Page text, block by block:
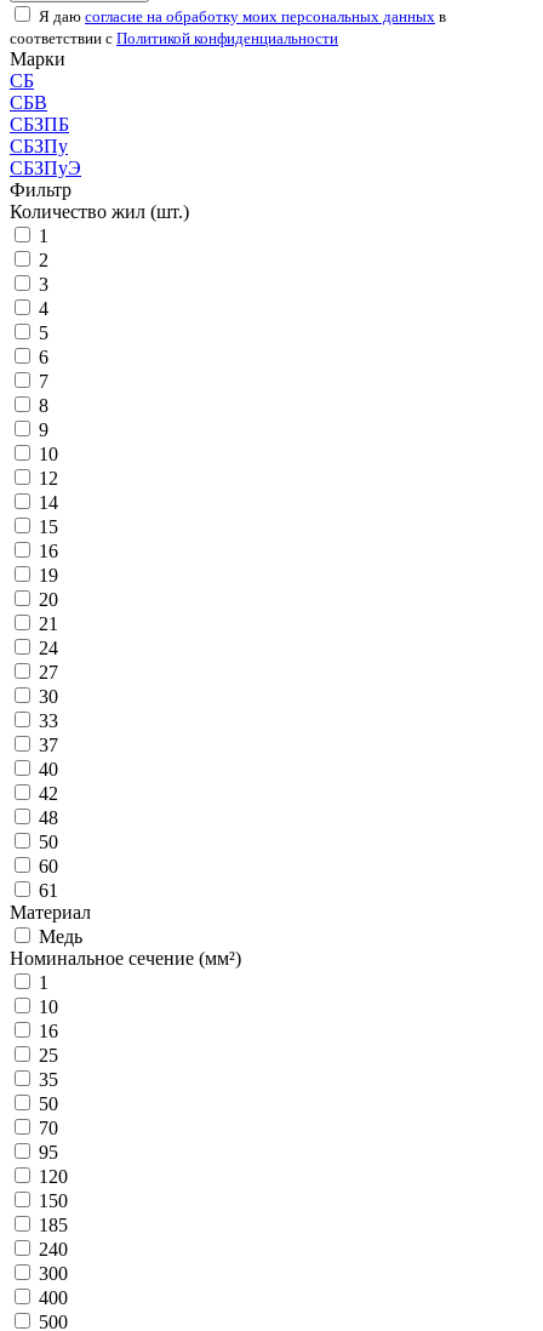
Я даю согласие на обработку моих персональных данных в
соответствии с Политикой конфиденциальности
Марки
СБ
СБВ
СБЗПБ
СБЗПу
СБЗПуЭ
Фильтр
Количество жил (шт.)
1
2
3
4
5
6
7
8
9
10
12
14
15
16
19
20
21
24
27
30
33
37
40
42
48
50
60
61
Материал
Медь
Номинальное сечение (мм²)
1
10
16
25
35
50
70
95
120
150
185
240
300
400
500